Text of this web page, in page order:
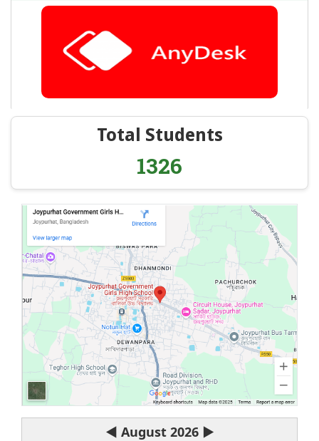
Total Students
1326
◀ August 2026 ▶